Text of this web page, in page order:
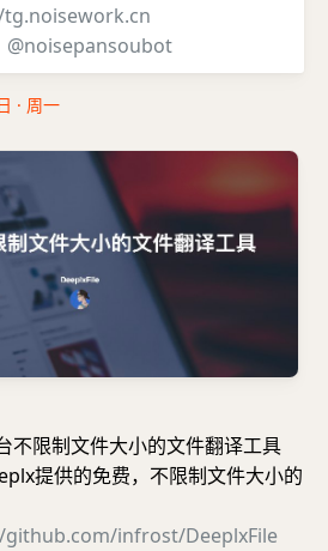
@noisepansoubot
· 周一
不限制文件大小的文件翻译工具
提供的免费，不限制文件大小的
infrost/DeeplxFile